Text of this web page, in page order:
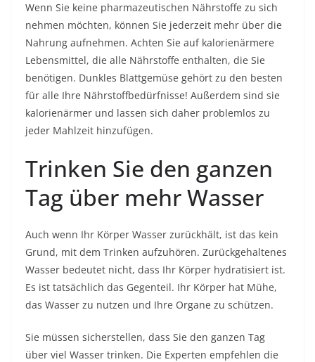
Wenn Sie keine pharmazeutischen Nährstoffe zu sich
nehmen möchten, können Sie jederzeit mehr über die
Nahrung aufnehmen. Achten Sie auf kalorienärmere
Lebensmittel, die alle Nährstoffe enthalten, die Sie
benötigen. Dunkles Blattgemüse gehört zu den besten
für alle Ihre Nährstoffbedürfnisse! Außerdem sind sie
kalorienärmer und lassen sich daher problemlos zu
jeder Mahlzeit hinzufügen.
Trinken Sie den ganzen
Tag über mehr Wasser
Auch wenn Ihr Körper Wasser zurückhält, ist das kein
Grund, mit dem Trinken aufzuhören. Zurückgehaltenes
Wasser bedeutet nicht, dass Ihr Körper hydratisiert ist.
Es ist tatsächlich das Gegenteil. Ihr Körper hat Mühe,
das Wasser zu nutzen und Ihre Organe zu schützen.
Sie müssen sicherstellen, dass Sie den ganzen Tag
über viel Wasser trinken. Die Experten empfehlen die